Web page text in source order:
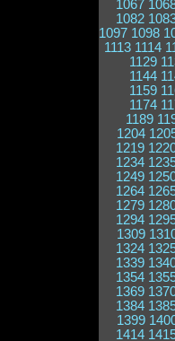
1067
1082
1097 1098
1113 1114
1129
1144
1159
1174
1189
1204
1219
1234
1249
1264
1279
1294
1309
1324
1339
1354
1369
1384
1399
1414